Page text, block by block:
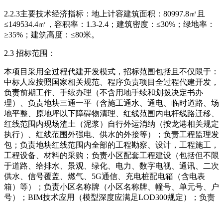
2.2.3主要技术经济指标：地上计容建筑面积：80997.8㎡且
≤149534.4㎡，容积率：1.3-2.4；建筑密度：≤30%；绿地率：
≥35%；建筑高度：≤80米。
2.3 招标范围：
本项目采用全过程代建开发模式，招标范围包括且不仅限于：
中标人应按照国家相关规范、程序负责项目全过程代建开发，
负责前期工作、手续办理（不含用地手续和划拨决定书办
理）、负责地块三通一平（含施工通水、通电、临时道路、场
地平整、原地坪以下障碍物清理、红线范围内电杆线路迁移、
红线范围内现场渣土（泥浆）自行外运消纳（按龙港相关规定
执行）、红线范围外强电、供水的外接等）；负责工程监理发
包；负责地块红线范围内全部的工程勘察、设计，工程施工，
工程设备、材料的采购；负责小区配套工程建设（包括但不限
于道路、给排水、景观、绿化、电力、数字电视、通讯、二次
供水、信号覆盖、燃气、5G通信、充电桩配电箱（含电表
箱）等）；负责小区名称牌（小区名称牌、幢号、单元号、户
号）；BIM技术应用（模型深度应满足LOD300规定）；负责